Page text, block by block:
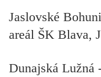
Jaslovské
areál ŠK Blava,
Dunajská Lužná